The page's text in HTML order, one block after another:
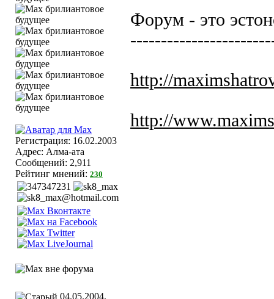
Регистрация: 16.02.2003
Адрес: Алма-ата
Сообщений: 2,911
Рейтинг мнений: 230
Форум - это
http://
http://
04.05.2004,